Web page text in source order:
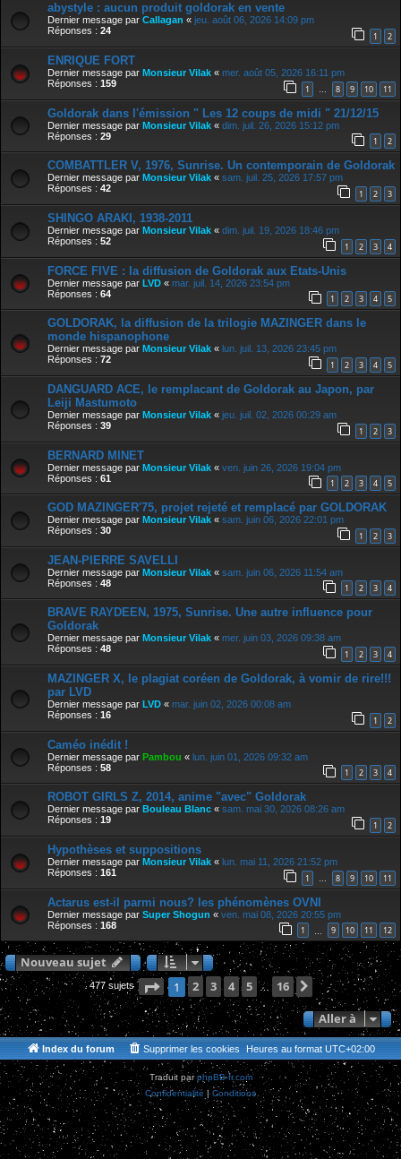
abystyle : aucun produit goldorak en vente
Dernier message par Callagan « jeu. août 06, 2026 14:09 pm
Réponses : 24 1 2
ENRIQUE FORT
Dernier message par Monsieur Vilak « mer. août 05, 2026 16:11 pm
Réponses : 159 1 … 8 9 10 11
Goldorak dans l'émission " Les 12 coups de midi " 21/12/15
Dernier message par Monsieur Vilak « dim. juil. 26, 2026 15:12 pm
Réponses : 29 1 2
COMBATTLER V, 1976, Sunrise. Un contemporain de Goldorak
Dernier message par Monsieur Vilak « sam. juil. 25, 2026 17:57 pm
Réponses : 42 1 2 3
SHINGO ARAKI, 1938-2011
Dernier message par Monsieur Vilak « dim. juil. 19, 2026 18:46 pm
Réponses : 52 1 2 3 4
FORCE FIVE : la diffusion de Goldorak aux Etats-Unis
Dernier message par LVD « mar. juil. 14, 2026 23:54 pm
Réponses : 64 1 2 3 4 5
GOLDORAK, la diffusion de la trilogie MAZINGER dans le
monde hispanophone
Dernier message par Monsieur Vilak « lun. juil. 13, 2026 23:45 pm
Réponses : 72 1 2 3 4 5
DANGUARD ACE, le remplacant de Goldorak au Japon, par
Leiji Mastumoto
Dernier message par Monsieur Vilak « jeu. juil. 02, 2026 00:29 am
Réponses : 39 1 2 3
BERNARD MINET
Dernier message par Monsieur Vilak « ven. juin 26, 2026 19:04 pm
Réponses : 61 1 2 3 4 5
GOD MAZINGER'75, projet rejeté et remplacé par GOLDORAK
Dernier message par Monsieur Vilak « sam. juin 06, 2026 22:01 pm
Réponses : 30 1 2 3
JEAN-PIERRE SAVELLI
Dernier message par Monsieur Vilak « sam. juin 06, 2026 11:54 am
Réponses : 48 1 2 3 4
BRAVE RAYDEEN, 1975, Sunrise. Une autre influence pour
Goldorak
Dernier message par Monsieur Vilak « mer. juin 03, 2026 09:38 am
Réponses : 48 1 2 3 4
MAZINGER X, le plagiat coréen de Goldorak, à vomir de rire!!!
par LVD
Dernier message par LVD « mar. juin 02, 2026 00:08 am
Réponses : 16 1 2
Caméo inédit !
Dernier message par Pambou « lun. juin 01, 2026 09:32 am
Réponses : 58 1 2 3 4
ROBOT GIRLS Z, 2014, anime "avec" Goldorak
Dernier message par Bouleau Blanc « sam. mai 30, 2026 08:26 am
Réponses : 19 1 2
Hypothèses et suppositions
Dernier message par Monsieur Vilak « lun. mai 11, 2026 21:52 pm
Réponses : 161 1 … 8 9 10 11
Actarus est-il parmi nous? les phénomènes OVNI
Dernier message par Super Shogun « ven. mai 08, 2026 20:55 pm
Réponses : 168 1 9 10 11 12
Nouveau sujet
477 sujets Page 1sur 16
1 2 3 4 5 … 16
Suivante
Aller à
Index du forum Heures au format UTC+02:00
Supprimer les cookies
Traduit parphpBB-fr.com
Confidentialité|Conditions